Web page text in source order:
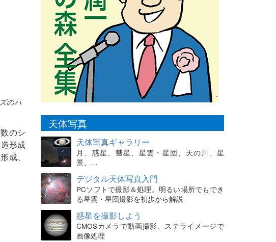
のハ
のシ
形成
成、
天体写真
天体写真ギャラリー
月、惑星、彗星、星雲・星団、天の川、星
景、…
デジタル天体写真入門
PCソフトで撮影＆処理。明るい場所でもでき
る星雲・星団撮影を初歩から解説
惑星を撮影しよう
CMOSカメラで動画撮影、ステライメージで
画像処理